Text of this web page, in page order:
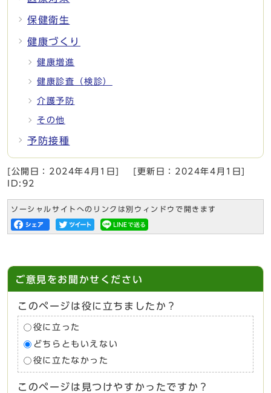
保健衛生
健康づくり
健康増進
健康診査（検診）
介護予防
その他
予防接種
[公開日： 2024年4月1日 [更新日： 2024年4月1日
ID:92
ソーシャルサイトへのリンクは別ウィンドウで開きます
ご意見をお聞かせください
このページは役に立ちましたか？
役に立った
どちらともいえない
役に立たなかった
このページは見つけやすかったですか？